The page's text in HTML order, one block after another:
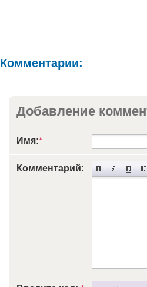
Комментарии:
Добавление
Имя:*
Комментарий: